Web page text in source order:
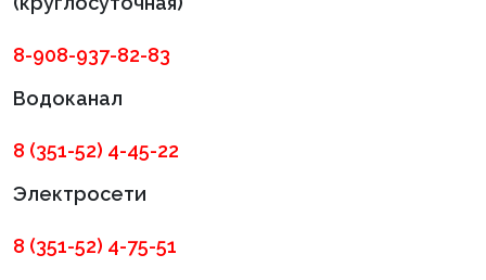
8-908-937-82-83
Водоканал
8 (351-52) 4-45-22
Электросети
8 (351-52) 4-75-51